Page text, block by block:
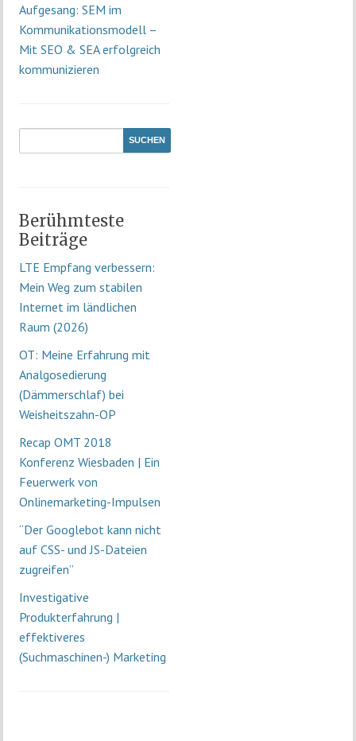
Aufgesang: SEM im
Kommunikationsmodell –
Mit SEO & SEA erfolgreich
kommunizieren
Berühmteste
Beiträge
LTE Empfang verbessern:
Mein Weg zum stabilen
Internet im ländlichen
Raum (2026)
OT: Meine Erfahrung mit
Analgosedierung
(Dämmerschlaf) bei
Weisheitszahn-OP
Recap OMT 2018
Konferenz Wiesbaden | Ein
Feuerwerk von
Onlinemarketing-Impulsen
“Der Googlebot kann nicht
auf CSS- und JS-Dateien
zugreifen”
Investigative
Produkterfahrung |
effektiveres
(Suchmaschinen-) Marketing